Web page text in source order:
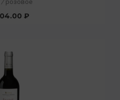
/ розовое
₽